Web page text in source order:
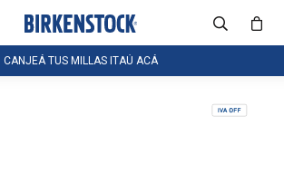
CANJEÁ TUS MILLAS ITAÚ ACÁ